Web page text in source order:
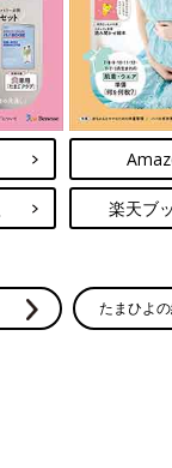
楽天ブ
たまひよ